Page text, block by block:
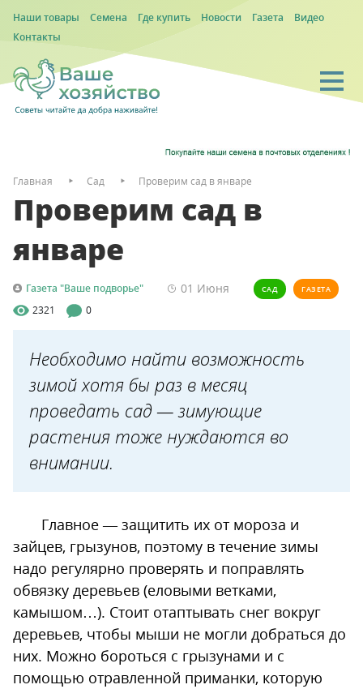
Наши товары Семена Где купить Новости Газета
Видео
Контакты
Главная Сад Проверим сад в январе
Проверим сад в
январе
Газета "Ваше подворье" 01 Июня САД ГАЗЕТА
2321 0
Необходимо найти возможность
зимой хотя бы раз в месяц
проведать сад — зимующие
растения тоже нуждаются во
внимании.
Главное — защитить их от мороза и
зайцев, грызунов, поэтому в течение зимы
надо регулярно проверять и поправлять
обвязку деревьев (еловыми ветками,
камышом…). Стоит отаптывать снег вокруг
деревьев, чтобы мыши не могли добраться до
них. Можно бороться с грызунами и с
помощью отравленной приманки, которую